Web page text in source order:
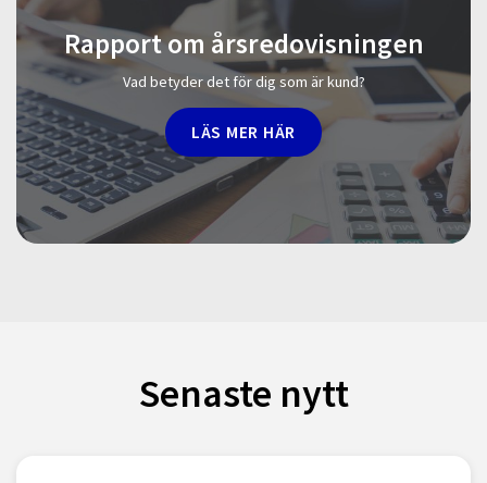
Rapport om årsredovisningen
Vad betyder det för dig som är kund?
LÄS MER HÄR
Senaste nytt